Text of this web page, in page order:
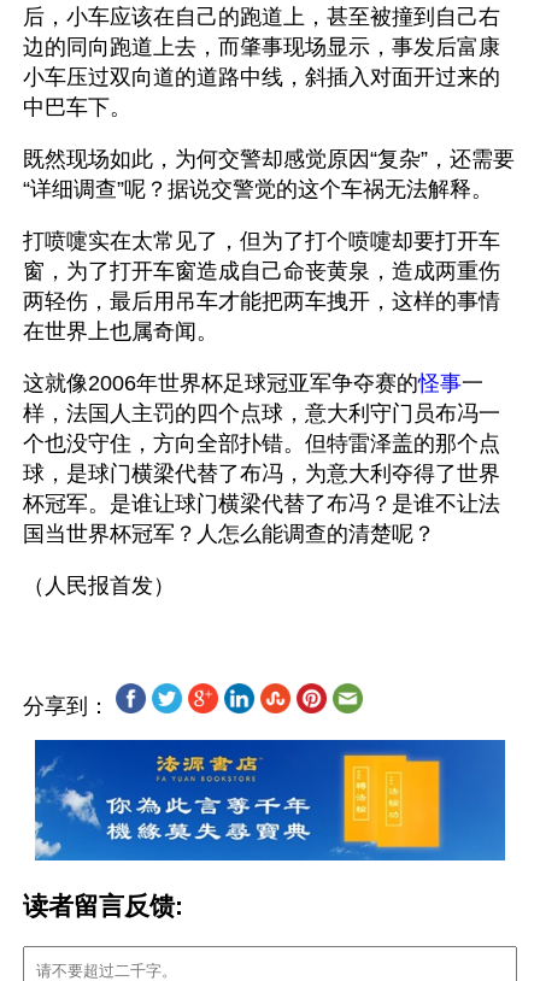
后，小车应该在自己的跑道上，甚至被撞到自己右
边的同向跑道上去，而肇事现场显示，事发后富康
小车压过双向道的道路中线，斜插入对面开过来的
中巴车下。
既然现场如此，为何交警却感觉原因“复杂”，还需要
“详细调查”呢？据说交警觉的这个车祸无法解释。
打喷嚏实在太常见了，但为了打个喷嚏却要打开车
窗，为了打开车窗造成自己命丧黄泉，造成两重伤
两轻伤，最后用吊车才能把两车拽开，这样的事情
在世界上也属奇闻。
这就像2006年世界杯足球冠亚军争夺赛的怪事一
样，法国人主罚的四个点球，意大利守门员布冯一
个也没守住，方向全部扑错。但特雷泽盖的那个点
球，是球门横梁代替了布冯，为意大利夺得了世界
杯冠军。是谁让球门横梁代替了布冯？是谁不让法
国当世界杯冠军？人怎么能调查的清楚呢？
分享到：
读者留言反馈: